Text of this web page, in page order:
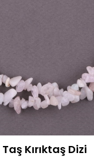
Kırıktaş Dizi